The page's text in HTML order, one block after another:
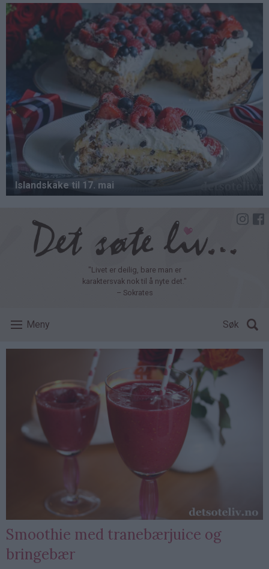
Hopp
hovedinnhold
"Livet er deilig, bare man er
karaktersvak nok til å nyte det."
– Sokrates
Meny Søk
Smoothie med tranebærjuice og
bringebær